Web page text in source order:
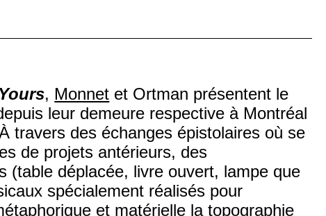
, Monnet et Ortman présentent le
leur demeure respective à Montréal
travers des échanges épistolaires où se
de projets antérieurs, des
(table déplacée, livre ouvert, lampe que
spécialement réalisés pour
et matérielle la topographie